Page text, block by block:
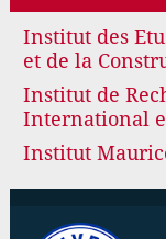
Institut des
et de la
Institut de
International
Institut